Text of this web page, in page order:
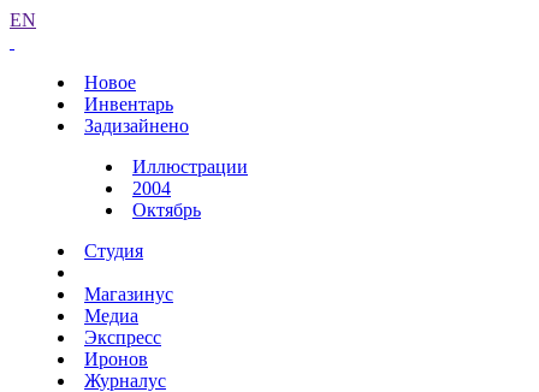
EN
Новое
Инвентарь
Задизайнено
Иллюстрации
2004
Октябрь
Студия
Магазинус
Медиа
Экспресс
Иронов
Журналус